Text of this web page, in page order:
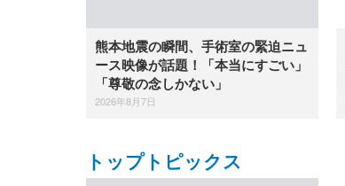
熊本地震の瞬間、手術室の緊迫ニュ
ース映像が話題！「本当にすごい」
「尊敬の念しかない」
2026年8月7日
トップトピックス